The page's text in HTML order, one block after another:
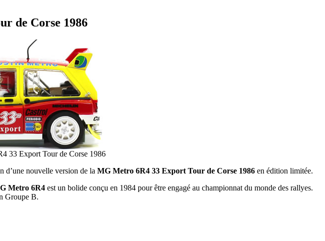
de Corse 1986
33 Export Tour de Corse 1986
d’une nouvelle version de la MG Metro 6R4 33 Export Tour de Corse 1986 en édition limitée.
Metro 6R4 est un bolide conçu en 1984 pour être engagé au championnat du monde des rallyes.
Groupe B.